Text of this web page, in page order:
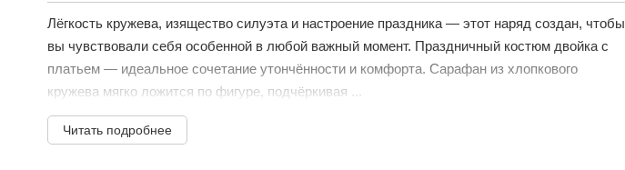
Лёгкость кружева, изящество силуэта и настроение праздника — этот наряд создан, чтобы
вы чувствовали себя особенной в любой важный момент. Праздничный костюм двойка с
платьем — идеальное сочетание утончённости и комфорта. Сарафан из хлопкового
кружева мягко ложится по фигуре, подчёркивая ...
Читать подробнее